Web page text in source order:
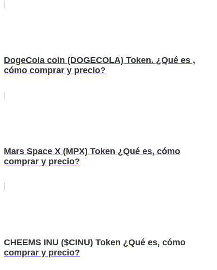
DogeCola coin (DOGECOLA) Token. ¿Qué es ,
cómo comprar y precio?
Mars Space X (MPX) Token ¿Qué es, cómo
comprar y precio?
CHEEMS INU ($CINU) Token ¿Qué es, cómo
comprar y precio?